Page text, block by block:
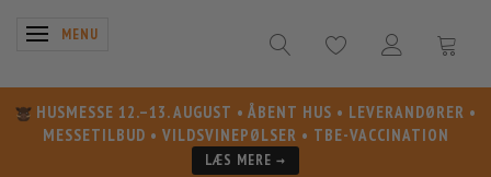
SKIFTE NAVIGATION
MENU
HUSMESSE 12.–13. AUGUST • ÅBENT HUS • LEVERANDØRER •
MESSETILBUD • VILDSVINEPØLSER • TBE-VACCINATION
LÆS MERE →